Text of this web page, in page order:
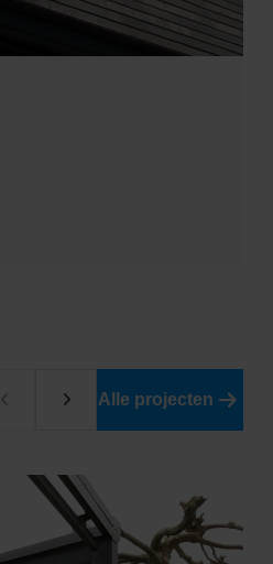
Alle projecten